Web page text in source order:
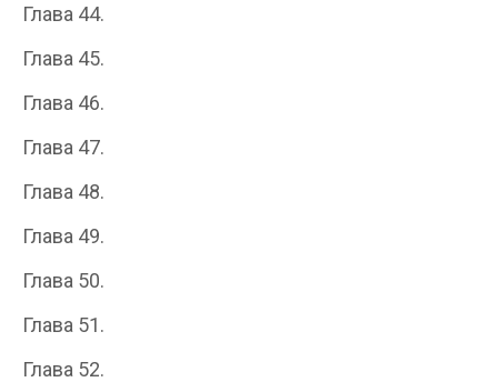
Глава 44.
Глава 45.
Глава 46.
Глава 47.
Глава 48.
Глава 49.
Глава 50.
Глава 51.
Глава 52.